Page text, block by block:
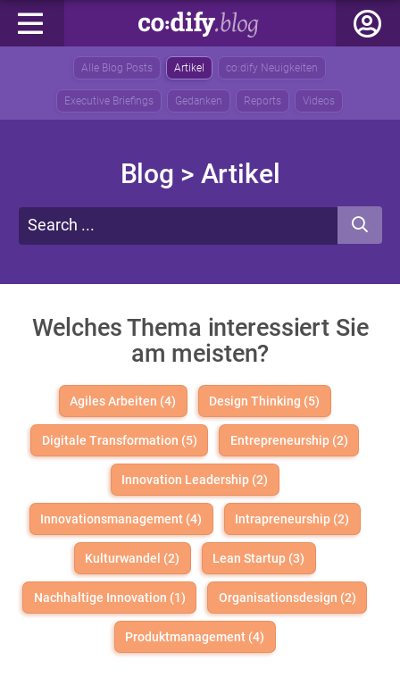
Alle Blog Posts Artikel co:dify Neuigkeiten
Executive Briefings Gedanken Reports Videos
Blog > Artikel
Welches Thema interessiert Sie
am meisten?
Agiles Arbeiten (4) Design Thinking (5)
Digitale Transformation (5) Entrepreneurship (2)
Innovation Leadership (2)
Innovationsmanagement (4) Intrapreneurship (2)
Kulturwandel (2) Lean Startup (3)
Nachhaltige Innovation (1) Organisationsdesign (2)
Produktmanagement (4)